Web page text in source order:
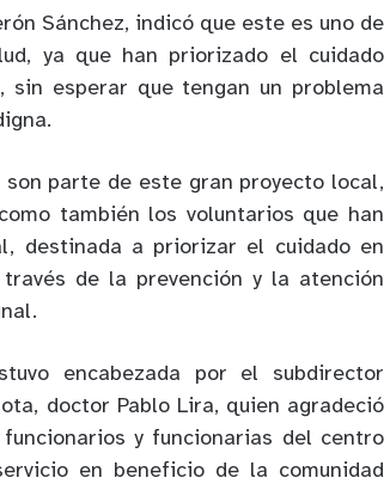
Sánchez, indicó que este es uno de
ya que han priorizado el cuidado
sin esperar que tengan un problema
parte de este gran proyecto local,
también los voluntarios que han
destinada a priorizar el cuidado en
de la prevención y la atención
encabezada por el subdirector
doctor Pablo Lira, quien agradeció
y funcionarias del centro
en beneficio de la comunidad